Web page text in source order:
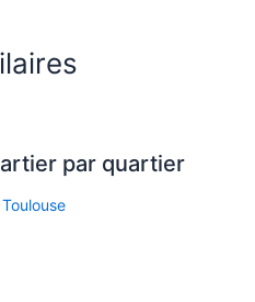
par quartier
Toulouse